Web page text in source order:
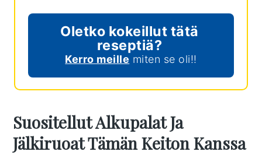
Oletko kokeillut tätä
reseptiä?
Kerro meille miten se oli!!
Suositellut Alkupalat Ja
Jälkiruoat Tämän Keiton Kanssa